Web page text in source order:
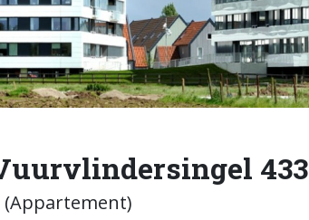
433
(Appartement)